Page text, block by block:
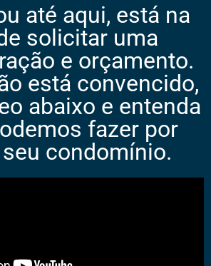
até aqui, está na
solicitar uma
e orçamento.
está convencido,
abaixo e entenda
fazer por
condomínio.